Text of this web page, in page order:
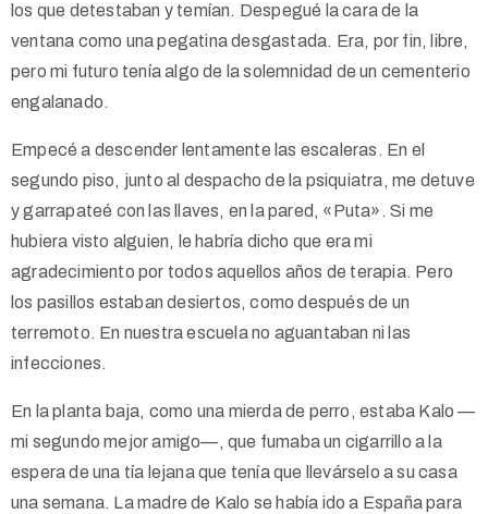
los que detestaban y temían. Despegué la cara de la
ventana como una pegatina desgastada. Era, por fin, libre,
pero mi futuro tenía algo de la solemnidad de un cementerio
engalanado.
Empecé a descender lentamente las escaleras. En el
segundo piso, junto al despacho de la psiquiatra, me detuve
y garrapateé con las llaves, en la pared, «Puta». Si me
hubiera visto alguien, le habría dicho que era mi
agradecimiento por todos aquellos años de terapia. Pero
los pasillos estaban desiertos, como después de un
terremoto. En nuestra escuela no aguantaban ni las
infecciones.
En la planta baja, como una mierda de perro, estaba Kalo —
mi segundo mejor amigo—, que fumaba un cigarrillo a la
espera de una tía lejana que tenía que llevárselo a su casa
una semana. La madre de Kalo se había ido a España para